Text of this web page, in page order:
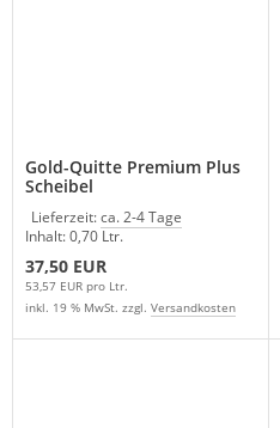
Gold-Quitte Premium Plus
Scheibel
Lieferzeit:ca. 2-4 Tage
Inhalt: 0,70 Ltr.
37,50 EUR
53,57 EUR pro Ltr.
inkl. 19 % MwSt. zzgl. Versandkosten